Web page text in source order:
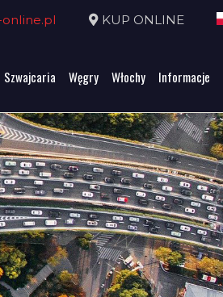
KUP ONLINE
Szwajcaria Węgry Włochy Informacje